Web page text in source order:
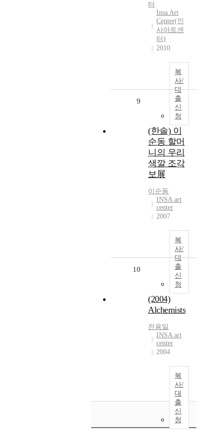
터
Insa Art
Center(인
사아트센
터)
2010
복
사/
대
출
신
청
9
(한솔) 이
순동 할머
니의 우리
색깔 조각
보展
이순동
INSA art
center
2007
복
사/
대
출
신
청
10
(2004)
Alchemists
전용일
INSA art
center
2004
복
사/
대
출
신
청